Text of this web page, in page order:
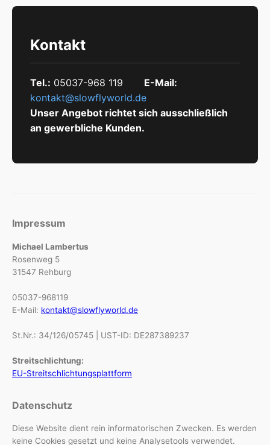
Kontakt
Tel.: 05037-968 119 E-Mail:
kontakt@slowflyworld.de
Unser Angebot richtet sich ausschließlich
an gewerbliche Kunden.
Impressum
Michael Lambertus
Rosenweg 5
31547 Rehburg
05037-968119
E-Mail: kontakt@slowflyworld.de
St.Nr.: 34/126/05745 | UST-ID: DE287389237
Streitschlichtung:
EU-Streitschlichtungsplattform
Datenschutz
Diese Website dient rein informatorischen Zwecken. Es werden
keine Cookies gesetzt und keine Analysetools verwendet.